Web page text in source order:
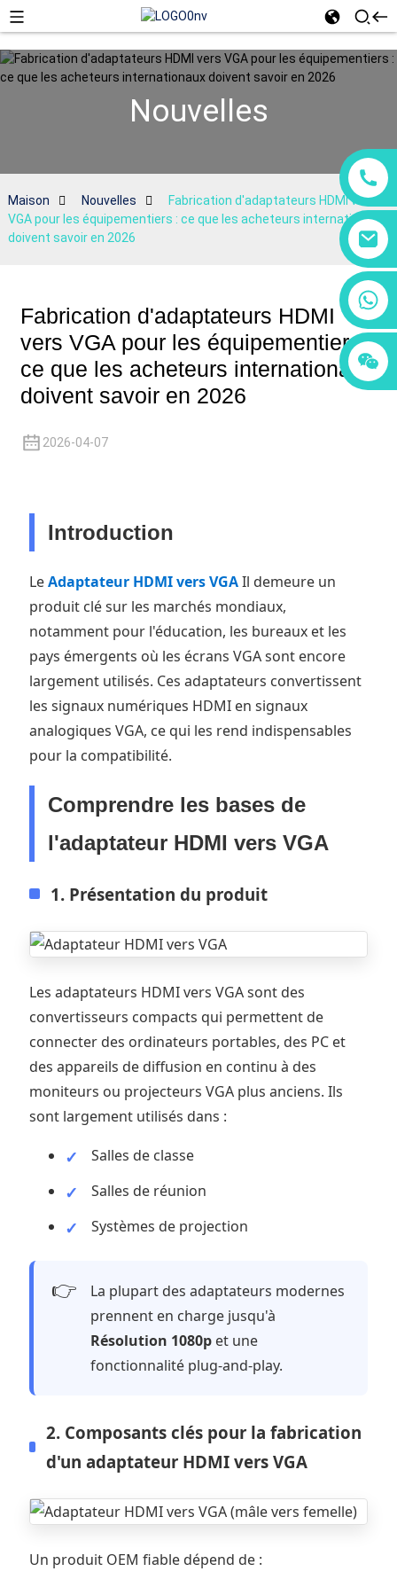
+86 15118299221
+86 15397569549
Nouvelles
Maison Nouvelles
Fabrication d'adaptateurs HDMI vers
VGA pour les équipementiers : ce que les acheteurs internationaux
doivent savoir en 2026
Fabrication d'adaptateurs HDMI
vers VGA pour les équipementiers :
ce que les acheteurs internationaux
doivent savoir en 2026
2026-04-07
Introduction
LeAdaptateur HDMI vers VGAIl demeure un
produit clé sur les marchés mondiaux,
notamment pour l'éducation, les bureaux et les
pays émergents où les écrans VGA sont encore
largement utilisés. Ces adaptateurs convertissent
les signaux numériques HDMI en signaux
analogiques VGA, ce qui les rend indispensables
pour la compatibilité.
Comprendre les bases de
l'adaptateur HDMI vers VGA
1. Présentation du produit
Les adaptateurs HDMI vers VGA sont des
convertisseurs compacts qui permettent de
connecter des ordinateurs portables, des PC et
des appareils de diffusion en continu à des
moniteurs ou projecteurs VGA plus anciens. Ils
sont largement utilisés dans :
Salles de classe
Salles de réunion
Systèmes de projection
👉
La plupart des adaptateurs modernes
prennent en charge jusqu'à
Résolution 1080pet une
fonctionnalité plug-and-play.
2. Composants clés pour la fabrication
d'un adaptateur HDMI vers VGA
Un produit OEM fiable dépend de :